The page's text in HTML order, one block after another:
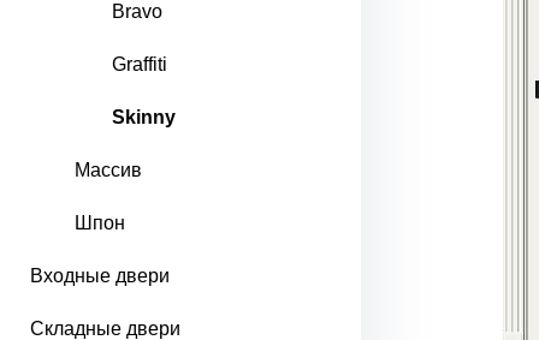
Bravo
Graffiti
Skinny
Массив
Шпон
Входные двери
Складные двери